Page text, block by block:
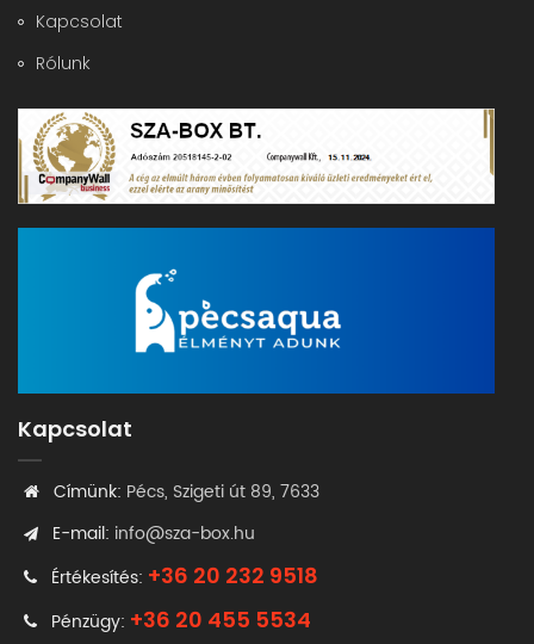
Kapcsolat
Rólunk
Kapcsolat
Címünk: Pécs, Szigeti út 89, 7633
E-mail: info@sza-box.hu
Értékesítés: +36 20 232 9518
Pénzügy: +36 20 455 5534